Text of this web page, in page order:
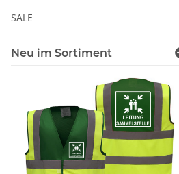
SALE
Neu im Sortiment